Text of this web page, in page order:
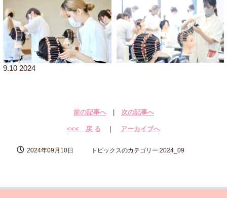
9.10 2024
前の記事へ| 次の記事へ
<<< 戻 る ｜ アーカイブへ
2024年09月10日 トピックスのカテゴリー:2024_09